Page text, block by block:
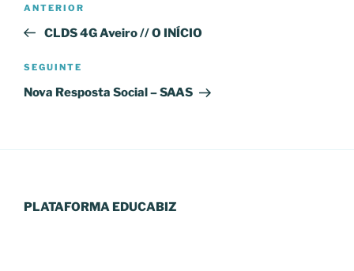
artigos
Conteúdo
anterior
ANTERIOR
CLDS 4G Aveiro // O INÍCIO
Conteúdo
seguinte
SEGUINTE
Nova Resposta Social – SAAS
PLATAFORMA EDUCABIZ